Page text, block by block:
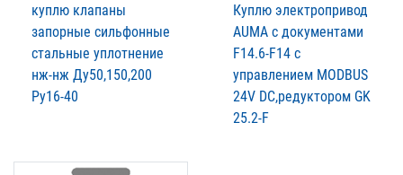
куплю клапаны
запорные сильфонные
стальные уплотнение
нж-нж Ду50,150,200
Ру16-40
Куплю электропривод
AUMA c документами
F14.6-F14 с
управлением MODBUS
24V DC,редуктором GK
25.2-F